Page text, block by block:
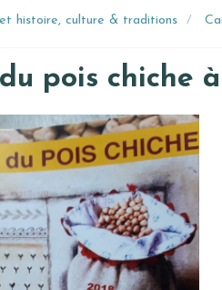
histoire, culture & traditions
pois chiche